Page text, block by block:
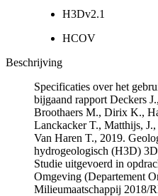
H3Dv2.1
HCOV
Beschrijving
Specificaties over het
bijgaand rapport Deckers
Broothaers M., Dirix K.,
Lanckacker T., Matthijs,
Van Haren T., 2019.
hydrogeologisch (H3D)
Studie uitgevoerd in
Omgeving (Departement
Milieumaatschappij 2018/